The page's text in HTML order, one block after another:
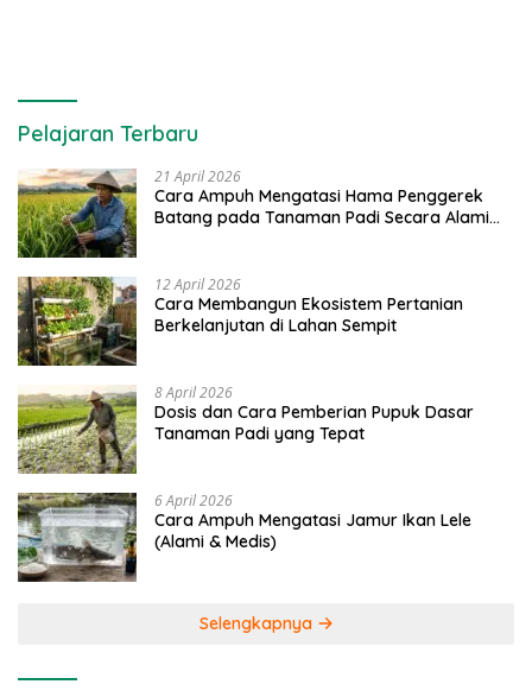
Pelajaran Terbaru
21 April 2026
Cara Ampuh Mengatasi Hama Penggerek
Batang pada Tanaman Padi Secara Alami
12 April 2026
Cara Membangun Ekosistem Pertanian
Berkelanjutan di Lahan Sempit
8 April 2026
Dosis dan Cara Pemberian Pupuk Dasar
Tanaman Padi yang Tepat
6 April 2026
Cara Ampuh Mengatasi Jamur Ikan Lele
(Alami & Medis)
Selengkapnya